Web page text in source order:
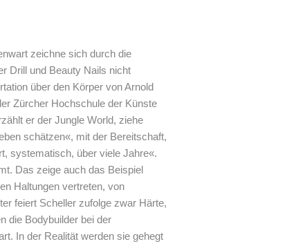
zeichne sich durch die
Drill und Beauty Nails nicht
über den Körper von Arnold
Zürcher Hochschule der Künste
er der Jungle World, ziehe
schätzen«, mit der Bereitschaft,
systematisch, über viele Jahre«.
Das zeige auch das Beispiel
Haltungen vertreten, von
feiert Scheller zufolge zwar Härte,
die Bodybuilder bei der
In der Realität werden sie gehegt